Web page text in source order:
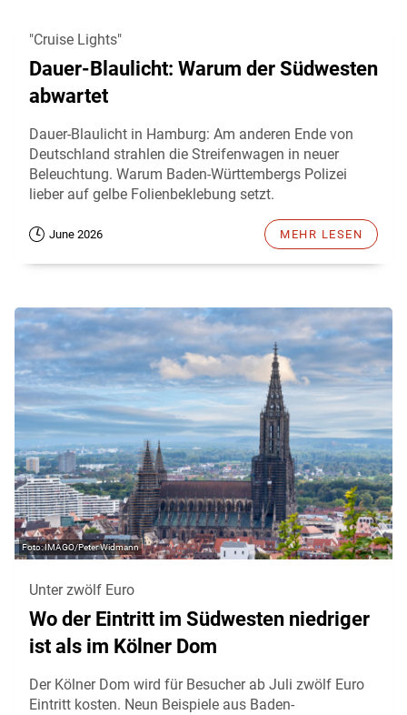
"Cruise Lights"
Dauer-Blaulicht: Warum der Südwesten
abwartet
Dauer-Blaulicht in Hamburg: Am anderen Ende von
Deutschland strahlen die Streifenwagen in neuer
Beleuchtung. Warum Baden-Württembergs Polizei
lieber auf gelbe Folienbeklebung setzt.
June 2026 MEHR LESEN
IMAGO/Peter Widmann
Unter zwölf Euro
Wo der Eintritt im Südwesten niedriger
ist als im Kölner Dom
Der Kölner Dom wird für Besucher ab Juli zwölf Euro
Eintritt kosten. Neun Beispiele aus Baden-